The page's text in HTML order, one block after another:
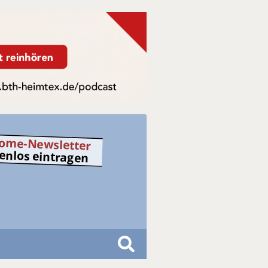
Newsletter
eintragen
S